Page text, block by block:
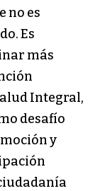
no es
Es
más
Integral,
desafío
y